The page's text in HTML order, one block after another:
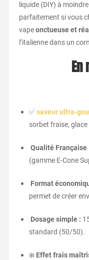
liquide (DIY) à
parfaitement si vous
vapeonctueuse et
l’italienne dans un
En
✅saveur ultra-
sorbet fraise,
Qualité Française
(gamme E-Cone
Format
permet de créer
Dosage simple :
standard (50/50).
❄️ Effet frais